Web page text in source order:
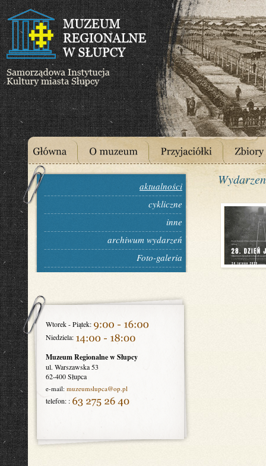
aktualności
cykliczne
inne
archiwum wydarzeń
Foto-galeria
Wtorek - Piątek:
Niedziela:
Muzeum Regionalne w Słupcy
ul. Warszawska 53
62-400 Słupca
e-mail: muzeumslupca@op.pl
telefon: :